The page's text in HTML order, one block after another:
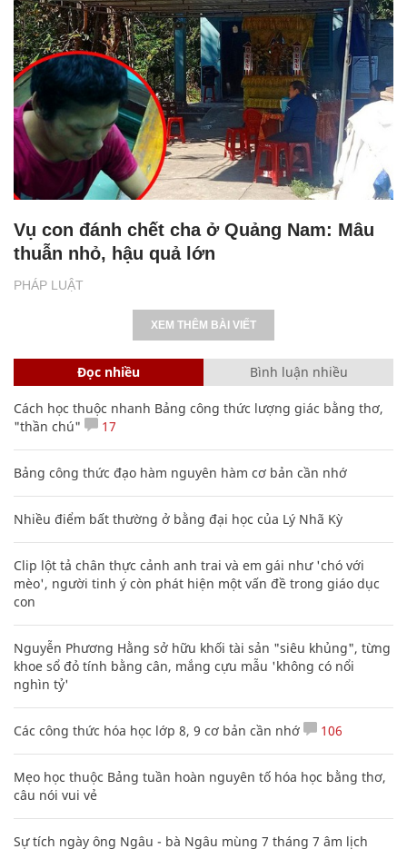
PHÁP LUẬT
Vụ con đánh chết cha ở Quảng Nam: Mâu
thuẫn nhỏ, hậu quả lớn
XEM THÊM BÀI VIẾT
Đọc nhiều Bình luận nhiều
Cách học thuộc nhanh Bảng công thức lượng giác bằng thơ,
"thần chú"
17
Bảng công thức đạo hàm nguyên hàm cơ bản cần nhớ
Nhiều điểm bất thường ở bằng đại học của Lý Nhã Kỳ
Clip lột tả chân thực cảnh anh trai và em gái như 'chó với
mèo', người tinh ý còn phát hiện một vấn đề trong giáo dục
con
Nguyễn Phương Hằng sở hữu khối tài sản "siêu khủng", từng
khoe sổ đỏ tính bằng cân, mắng cựu mẫu 'không có nổi
nghìn tỷ'
Các công thức hóa học lớp 8, 9 cơ bản cần nhớ 106
Mẹo học thuộc Bảng tuần hoàn nguyên tố hóa học bằng thơ,
câu nói vui vẻ
Sự tích ngày ông Ngâu - bà Ngâu mùng 7 tháng 7 âm lịch